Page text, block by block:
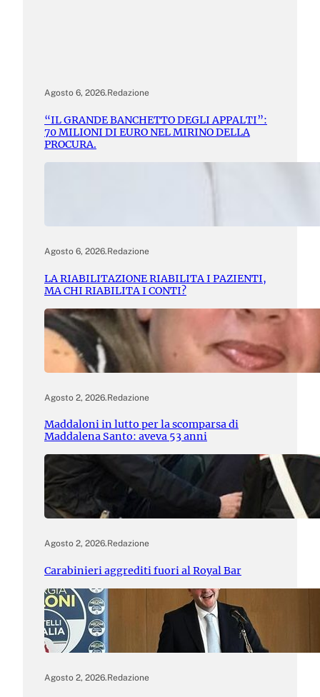
Agosto 6, 2026.Redazione
“IL GRANDE BANCHETTO DEGLI APPALTI”:
70 MILIONI DI EURO NEL MIRINO DELLA
PROCURA.
Agosto 6, 2026.Redazione
LA RIABILITAZIONE RIABILITA I PAZIENTI,
MA CHI RIABILITA I CONTI?
Agosto 2, 2026.Redazione
Maddaloni in lutto per la scomparsa di
Maddalena Santo: aveva 53 anni
Agosto 2, 2026.Redazione
Carabinieri aggrediti fuori al Royal Bar
Agosto 2, 2026.Redazione